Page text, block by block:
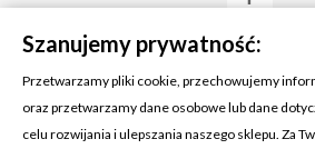
Szanujemy prywatność:
Przetwarzamy pliki cookie, przechowujemy
oraz przetwarzamy dane osobowe lub dane
celu rozwijania i ulepszania naszego sklepu. Za